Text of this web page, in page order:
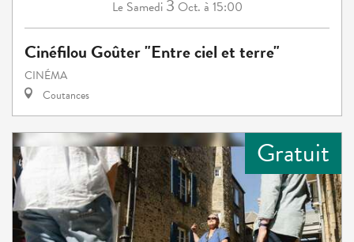
Le Samedi 3 Oct. à 15:00
Cinéfilou Goûter "Entre ciel et terre"
CINÉMA
Coutances
Gratuit